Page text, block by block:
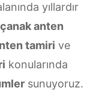
yıllardır
çanak anten
tamiri ve
konularında
sunuyoruz.